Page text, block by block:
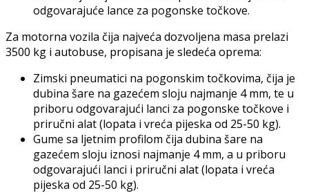
odgovarajuće lance za pogonske točkove.
Za motorna vozila čija najveća dozvoljena masa prelazi
3500 kg i autobuse, propisana je sledeća oprema:
Zimski pneumatici na pogonskim točkovima, čija je
dubina šare na gazećem sloju najmanje 4 mm, te u
priboru odgovarajući lanci za pogonske točkove i
priručni alat (lopata i vreća pijeska od 25-50 kg).
Gume sa ljetnim profilom čija dubina šare na
gazećem sloju iznosi najmanje 4 mm, a u priboru
odgovarajući lanci i priručni alat (lopata i vreća
pijeska od 25-50 kg).